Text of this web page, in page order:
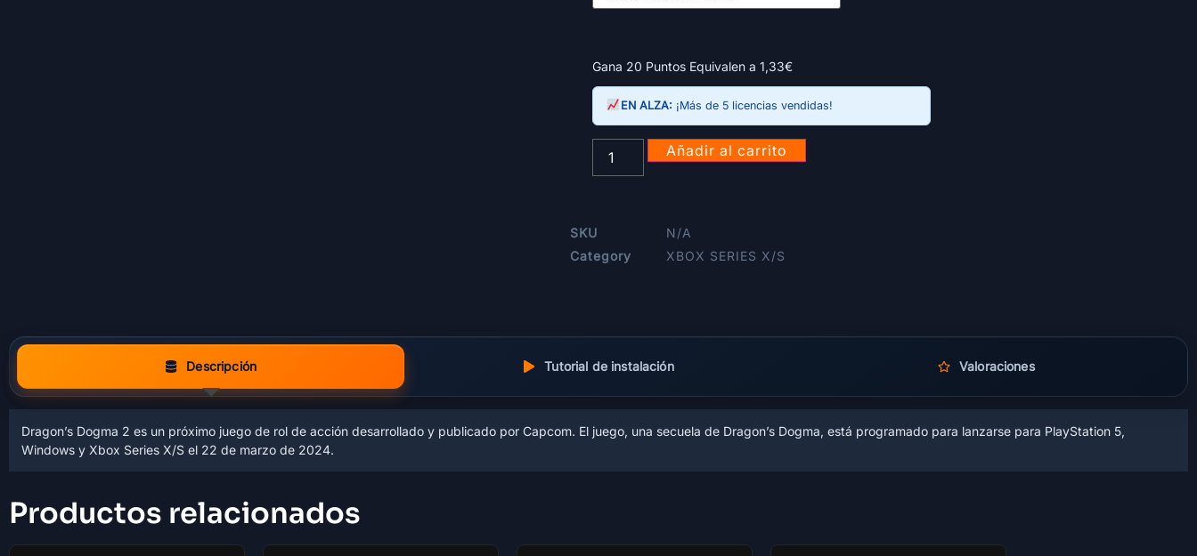
Gana 20 Puntos Equivalen a 1,33€
EN ALZA: ¡Más de 5 licencias vendidas!
Añadir al carrito
SKU
N/A
Category
XBOX SERIES X/S
Descripción Tutorial de instalación Valoraciones
Dragon’s Dogma 2 es un próximo juego de rol de acción desarrollado y publicado por Capcom. El juego, una secuela de Dragon’s Dogma, está programado para lanzarse para PlayStation 5,
Windows y Xbox Series X/S el 22 de marzo de 2024.
Productos relacionados